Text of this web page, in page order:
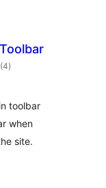
(4total
de
)
toolbar
when
site.